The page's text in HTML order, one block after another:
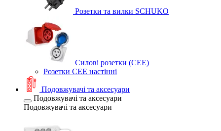
Розетки та вилки SCHUKO
Силові розетки (CEE)
Розетки CEE настінні
Подовжувачі та аксесуари
Подовжувачі та аксесуари
Подовжувачі та аксесуари